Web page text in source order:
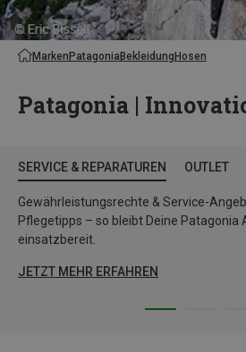
MarkenPatagoniaBekleidungHosen
Patagonia |
SERVICE & REPARATUREN OUTLET
Gewährleistungsrechte & Service-
Pflegetipps – so bleibt Deine Patagonia
einsatzbereit.
JETZT MEHR ERFAHREN